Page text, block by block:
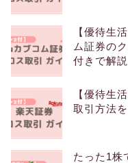
【優待生
ム証券の
付きで解説
【優待生
取引方法
たった1株